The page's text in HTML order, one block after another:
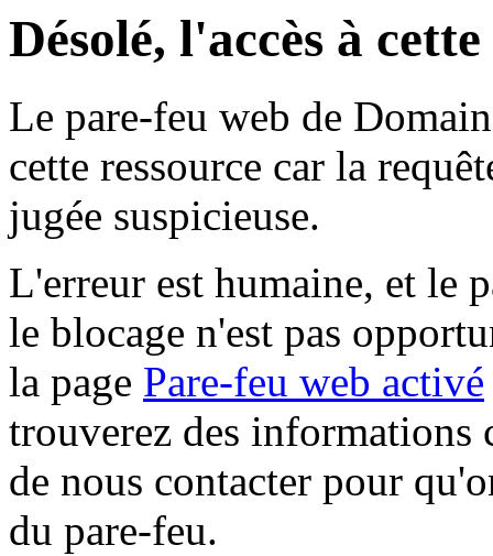
Désolé, l'accès à
Le pare-feu web de
cette ressource car la
jugée suspicieuse.
L'erreur est humaine, et le
le blocage n'est pas
la page Pare-feu web activé
trouverez des informations
de nous contacter pour
du pare-feu.